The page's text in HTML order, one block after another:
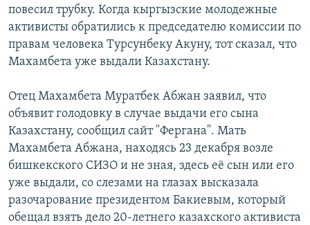
повесил трубку. Когда кыргызские молодежные
активисты обратились к председателю комиссии по
правам человека Турсунбеку Акуну, тот сказал, что
Махамбета уже выдали Казахстану.
Отец Махамбета Муратбек Абжан заявил, что
объявит голодовку в случае выдачи его сына
Казахстану, сообщил сайт "Фергана". Мать
Махамбета Абжана, находясь 23 декабря возле
бишкекского СИЗО и не зная, здесь её сын или его
уже выдали, со слезами на глазах высказала
разочарование президентом Бакиевым, который
обещал взять дело 20-летнего казахского активиста